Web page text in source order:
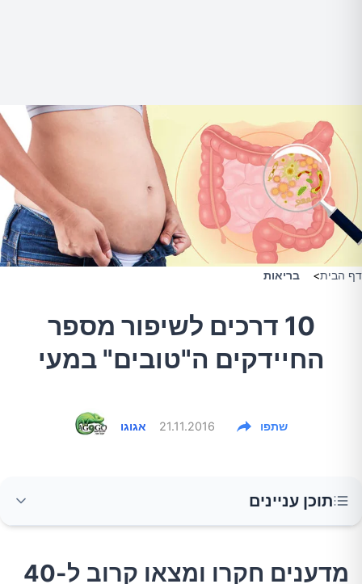
דף הבית> בריאות
10 דרכים לשיפור מספר
החיידקים ה"טובים" במעי
אגוגו 21.11.2016 שתפו
תוכן עניינים
חיידקים בגוף האדם, כאשר רובם המכריע פזורמדענים חקרו ומצאו קרוב ל-40